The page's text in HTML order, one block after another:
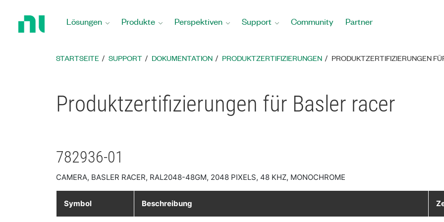
Startseite
Lösungen Produkte Perspektiven Support Community Partner
STARTSEITE SUPPORT DOKUMENTATION PRODUKTZERTIFIZIERUNGEN PRODUKTZERTIFIZIERUNGEN
Produktzertifizierungen für Basler racer
782936-01
CAMERA, BASLER RACER, RAL2048-48GM, 2048 PIXELS, 48 KHZ, MONOCHROME
Symbol Beschreibung